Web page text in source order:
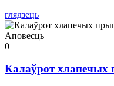
глядзець
Аповесць
0
Калаўрот хлапечых